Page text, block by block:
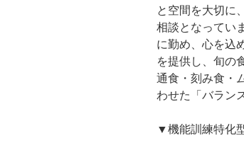
と空間を大切に
相談となってい
に勤め、心を込
を提供し、旬の
通食・刻み食・
わせた「バラン
▼機能訓練特化